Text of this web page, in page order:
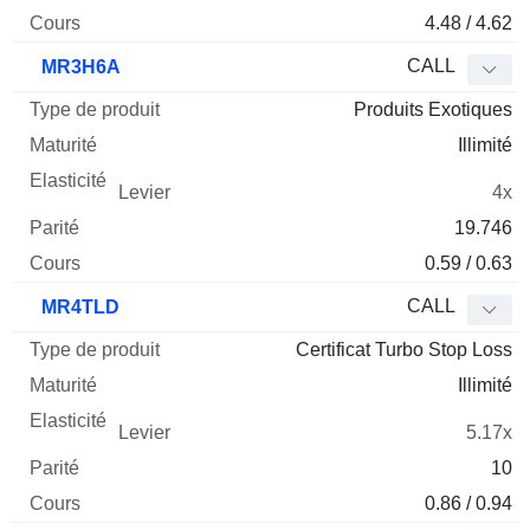
4.48 / 4.62
MR3H6A CALL
Produits Exotiques
Illimité
4x
19.746
0.59 / 0.63
MR4TLD CALL
Certificat Turbo Stop Loss
Illimité
5.17x
10
0.86 / 0.94